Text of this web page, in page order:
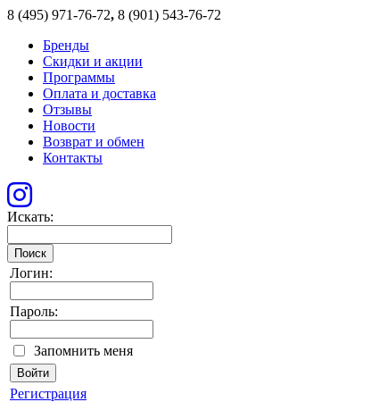
8 (495) 971-76-72, 8 (901) 543-76-72
Бренды
Скидки и акции
Программы
Оплата и доставка
Отзывы
Новости
Возврат и обмен
Контакты
Искать:
Поиск
Логин:
Пароль:
Запомнить меня
Регистрация